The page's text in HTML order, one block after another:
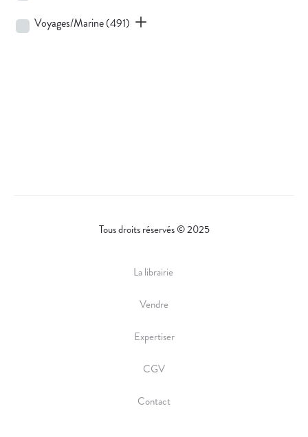
Voyages/Marine(491)
Tous droits réservés © 2025
La librairie
Vendre
Expertiser
CGV
Contact